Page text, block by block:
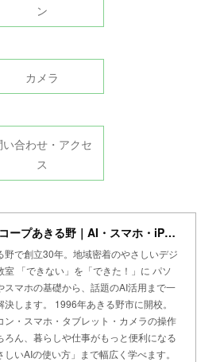
ン
カメラ
い合わせ・アクセ
ス
パソコープあきる野｜AI・スマホ・iPad・パソコン教室
野で創立30年。地域密着のやさしいデジ
室 「できない」を「できた！」に パソ
スマホの基礎から、話題のAI活用まで一
決します。 1996年あきる野市に開校。
ン・スマホ・タブレット・カメラの操作
ろん、暮らしや仕事がもっと便利になる
しいAIの使い方」まで幅広く学べます。